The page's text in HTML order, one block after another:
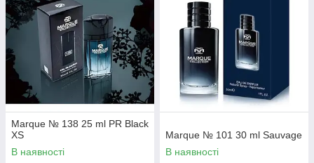
Marque № 138 25 ml PR Black
XS
В наявності
Marque № 101 30 ml Sauvage
В наявності